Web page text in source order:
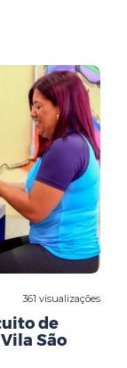
361 visualizações
de
São